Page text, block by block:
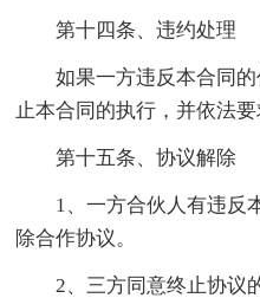
第十四条、违约处理
如果一方违反本合同
止本合同的执行，并依法要
第十五条、协议解除
1、一方合伙人有违反
除合作协议。
2、三方同意终止协议